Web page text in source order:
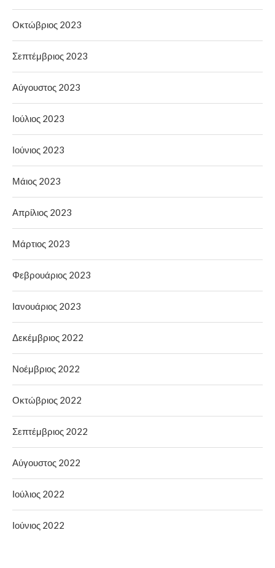
Οκτώβριος 2023
Σεπτέμβριος 2023
Αύγουστος 2023
Ιούλιος 2023
Ιούνιος 2023
Μάιος 2023
Απρίλιος 2023
Μάρτιος 2023
Φεβρουάριος 2023
Ιανουάριος 2023
Δεκέμβριος 2022
Νοέμβριος 2022
Οκτώβριος 2022
Σεπτέμβριος 2022
Αύγουστος 2022
Ιούλιος 2022
Ιούνιος 2022